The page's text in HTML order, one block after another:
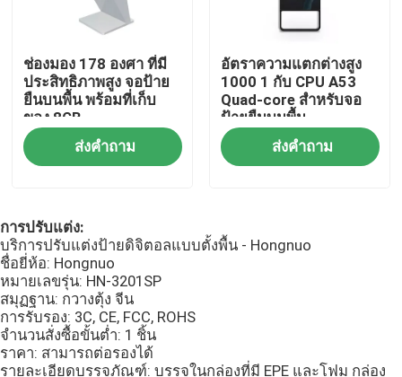
Shopping Online
ป้ายดิจิตอล LCD กลางแจ้ง
ป้ายดิจิตอลตั้งพื้น
จอภาพอุตสาหกรรมแบบติดตั้งบนแผง
จอภาพอุตสาหกรรมแบบฝังตัว
ช่องมอง 178 องศา ที่มี
ประสิทธิภาพสูง จอป้าย
ยืนบนพื้น พร้อมที่เก็บ
ของ 8GB
ส่งคำถาม
อัตราความแตกต่างสูง
1000 1 กับ CPU A53
Quad-core สําหรับจอ
ป้ายยืนบนพื้น
ส่งคำถาม
การปรับแต่ง:
บริการปรับแต่งป้ายดิจิตอลแบบตั้งพื้น - Hongnuo
ชื่อยี่ห้อ: Hongnuo
หมายเลขรุ่น: HN-3201SP
สมุฏฐาน: กวางตุ้ง จีน
การรับรอง: 3C, CE, FCC, ROHS
จำนวนสั่งซื้อขั้นต่ำ: 1 ชิ้น
ราคา: สามารถต่อรองได้
รายละเอียดบรรจุภัณฑ์: บรรจุในกล่องที่มี EPE และโฟม กล่อง